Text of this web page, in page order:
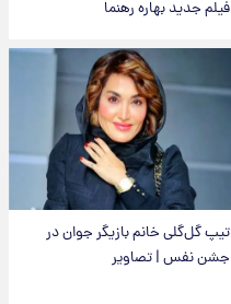
فیلم جدید بهاره رهنما
تیپ گل‌گلی خانم بازیگر جوان در
جشن نفس | تصاویر